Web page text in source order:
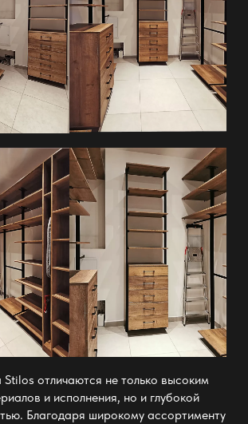
Stilos отличаются не только высоким
и исполнения, но и глубокой
Благодаря широкому ассортименту